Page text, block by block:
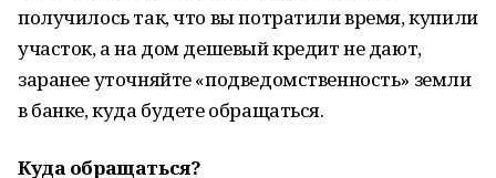
получилось так, что вы потратили время, купили
участок, а на дом дешевый кредит не дают,
заранее уточняйте «подведомственность» земли
в банке, куда будете обращаться.
Куда обращаться?